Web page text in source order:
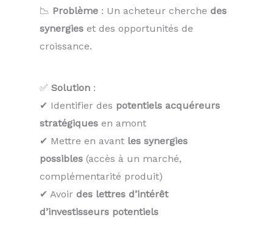
📉 Problème : Un acheteur cherche des
synergies et des opportunités de
croissance.
✅ Solution :
✔ Identifier des potentiels acquéreurs
stratégiques en amont
✔ Mettre en avant les synergies
possibles (accès à un marché,
complémentarité produit)
✔ Avoir des lettres d’intérêt
d’investisseurs potentiels